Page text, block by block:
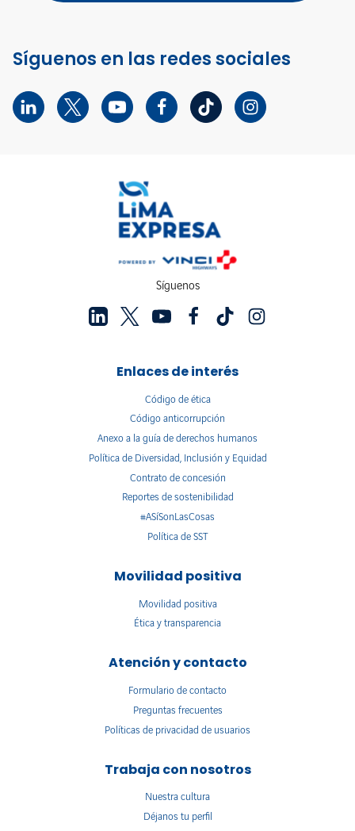
Síguenos en las redes sociales
Síguenos
Enlaces de interés
Código de ética
Código anticorrupción
Anexo a la guía de derechos humanos
Política de Diversidad, Inclusión y Equidad
Contrato de concesión
Reportes de sostenibilidad
#ASíSonLasCosas
Política de SST
Movilidad positiva
Movilidad positiva
Ética y transparencia
Atención y contacto
Formulario de contacto
Preguntas frecuentes
Políticas de privacidad de usuarios
Trabaja con nosotros
Nuestra cultura
Déjanos tu perfil